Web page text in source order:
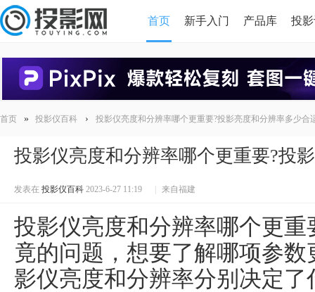
首页 新手入门 产品库 投
首页 » 投影仪百科 › 投影仪亮度和分辨率哪个更重要?投影亮度和分辨率多少合
投影仪亮度和分辨率哪个更重要?投
发表在 投影仪百科 2023-6-27 11:19 来自福建
投影仪亮度和分辨率哪个更
竟的问题，想要了解哪项参
影仪亮度和分辨率分别决定